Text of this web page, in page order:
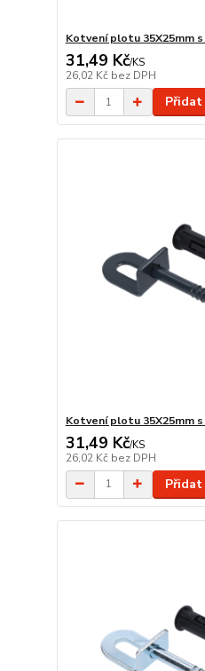
Kotvení plotu 35X25mm
31,49 Kč/KS
26,02 Kč bez DPH
Kotvení plotu 35X25mm
31,49 Kč/KS
26,02 Kč bez DPH